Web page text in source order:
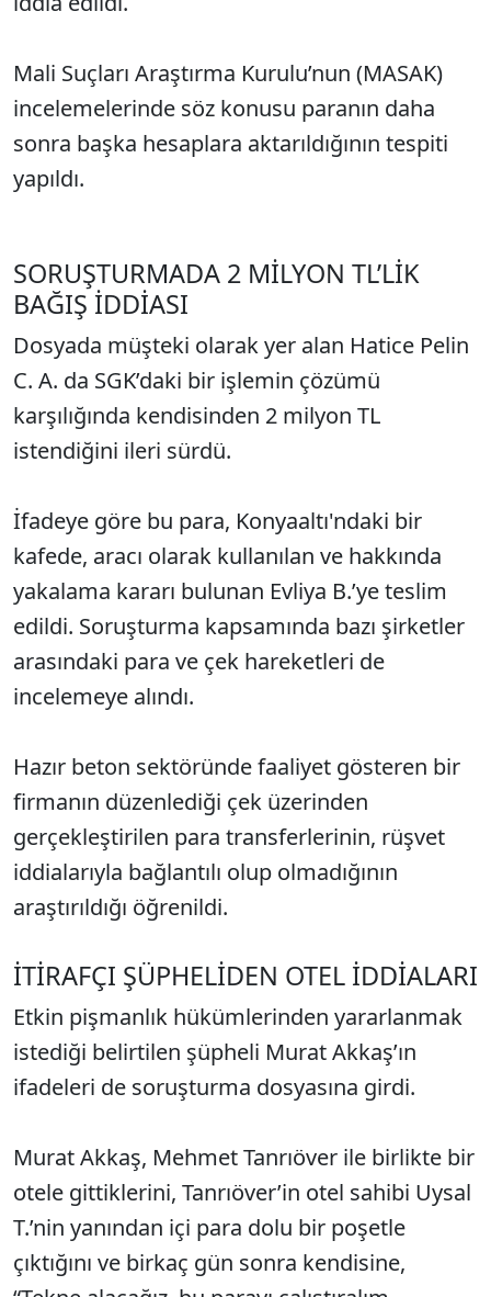
Mali Suçları Araştırma Kurulu’nun (MASAK)
incelemelerinde söz konusu paranın daha
sonra başka hesaplara aktarıldığının tespiti
yapıldı.
SORUŞTURMADA 2 MİLYON TL’LİK
BAĞIŞ İDDİASI
Dosyada müşteki olarak yer alan Hatice Pelin
C. A. da SGK’daki bir işlemin çözümü
karşılığında kendisinden 2 milyon TL
istendiğini ileri sürdü.
İfadeye göre bu para, Konyaaltı'ndaki bir
kafede, aracı olarak kullanılan ve hakkında
yakalama kararı bulunan Evliya B.’ye teslim
edildi. Soruşturma kapsamında bazı şirketler
arasındaki para ve çek hareketleri de
incelemeye alındı.
Hazır beton sektöründe faaliyet gösteren bir
firmanın düzenlediği çek üzerinden
gerçekleştirilen para transferlerinin, rüşvet
iddialarıyla bağlantılı olup olmadığının
araştırıldığı öğrenildi.
İTİRAFÇI ŞÜPHELİDEN OTEL İDDİALARI
Etkin pişmanlık hükümlerinden yararlanmak
istediği belirtilen şüpheli Murat Akkaş’ın
ifadeleri de soruşturma dosyasına girdi.
Murat Akkaş, Mehmet Tanrıöver ile birlikte bir
otele gittiklerini, Tanrıöver’in otel sahibi Uysal
T.’nin yanından içi para dolu bir poşetle
çıktığını ve birkaç gün sonra kendisine,